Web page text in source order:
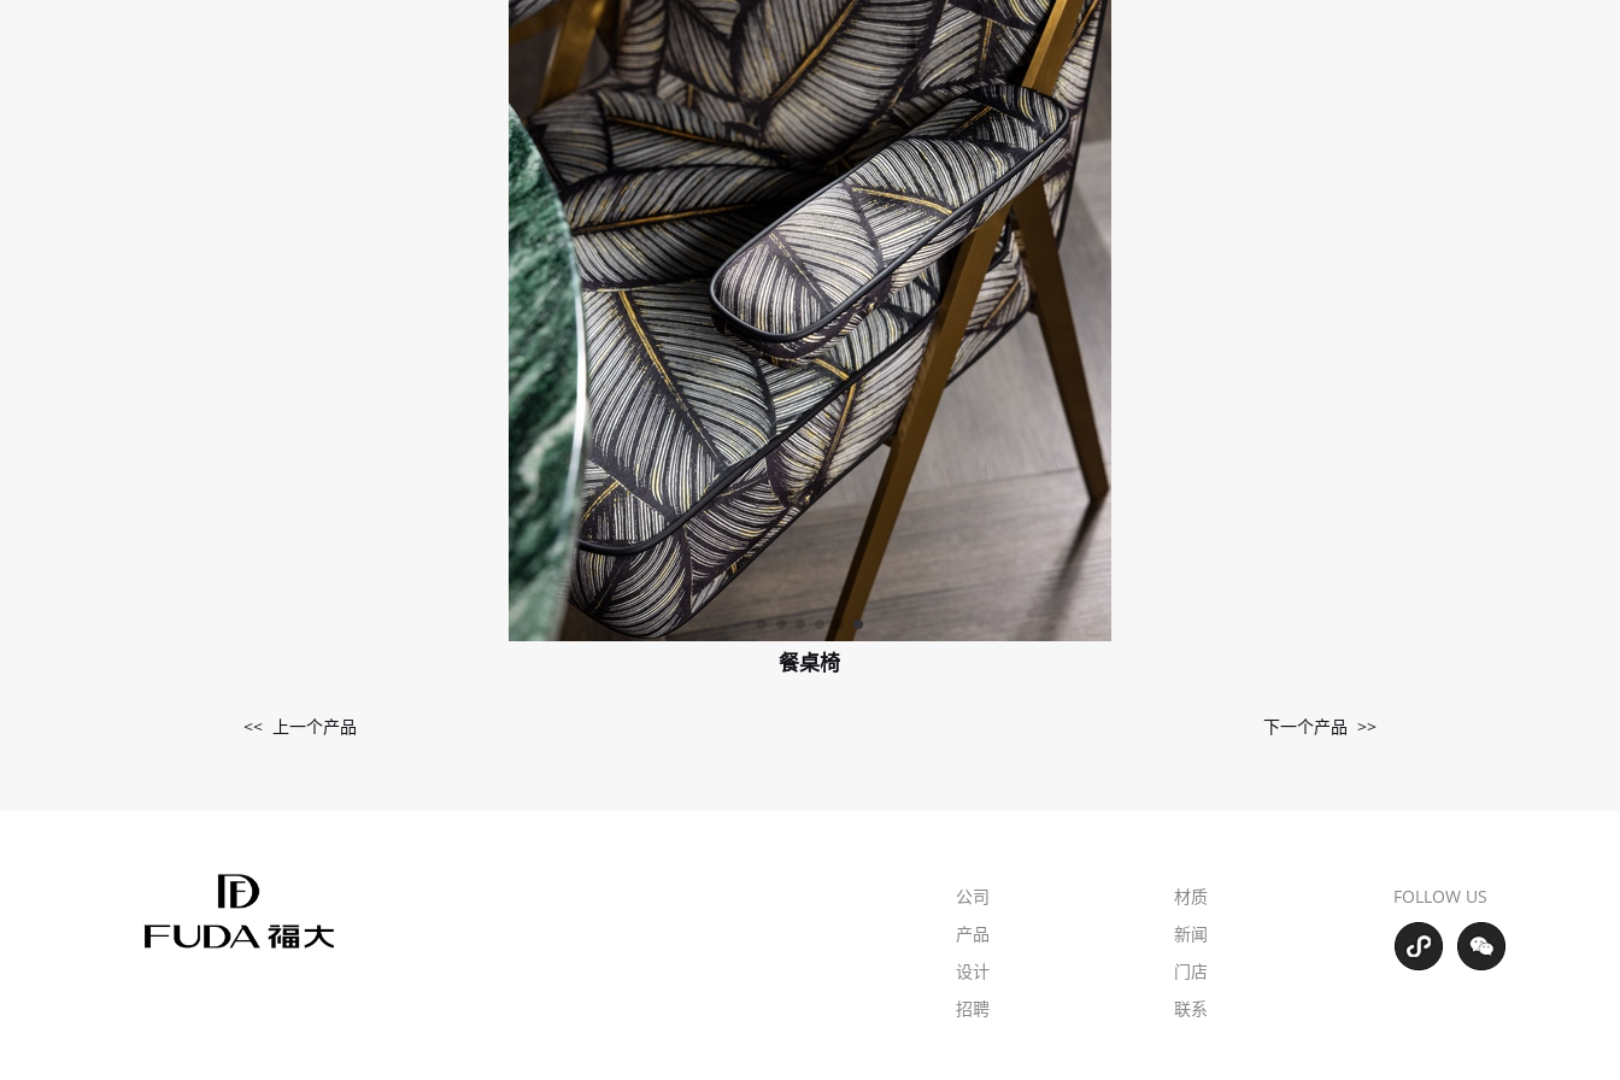
餐桌椅
下一个产品 >>
<< 上一个产品
公司
产品
设计
招聘
材质
新闻
门店
联系
FOLLOW US